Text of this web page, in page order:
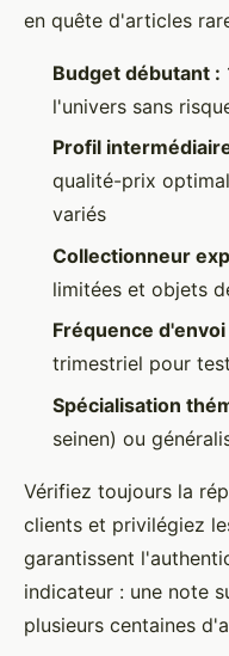
en quête d'articles
Budget débutant :
l'univers sans
Profil
qualité-prix
variés
Collectionneur
limitées et objets
Fréquence d'envoi
trimestriel pour
Spécialisation
seinen) ou
Vérifiez toujours la
clients et privilégiez
garantissent
indicateur : une note
plusieurs centaines